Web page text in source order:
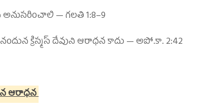
అనుసరించాలి —గలతి 1:8–9
క్రిస్మస్ దేవుని ఆరాధన కాదు —అపో.కా. 2:42
ఆరాధన